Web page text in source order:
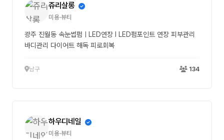
쥬리살롱
미용·뷰티
광주 진월동 속눈썹펌ㅣLED연장 l LED펌포인트 연장 피부관리
바디관리 다이어트 해독 피로회복
남구 134
하우디네일
미용·뷰티